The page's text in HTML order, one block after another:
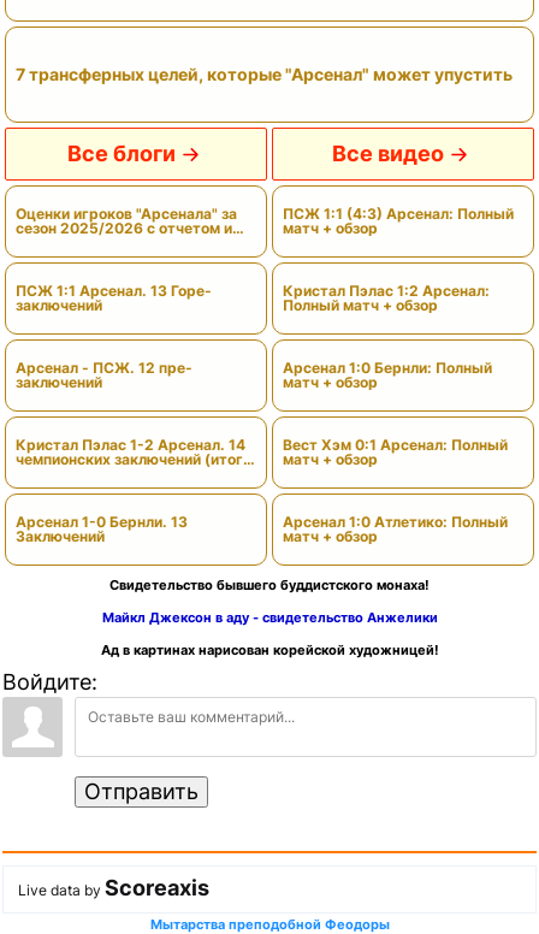
7 трансферных целей, которые "Арсенал" может упустить
Все блоги
Оценки игроков "Арсенала" за
сезон 2025/2026 с отчетом и
ПСЖ 1:1 Арсенал. 13 Горе-
заключений
Арсенал - ПСЖ. 12 пре-
заключений
Кристал Пэлас 1-2 Арсенал. 14
чемпионских заключений (итоги
Арсенал 1-0 Бернли. 13
Заключений
Все видео
ПСЖ 1:1 (4:3) Арсенал: Полный
матч + обзор
Кристал Пэлас 1:2 Арсенал:
Полный матч + обзор
Арсенал 1:0 Бернли: Полный
матч + обзор
Вест Хэм 0:1 Арсенал: Полный
матч + обзор
Арсенал 1:0 Атлетико: Полный
матч + обзор
Свидетельство бывшего буддистского монаха!
Майкл Джексон в аду - свидетельство Анжелики
Ад в картинах нарисован корейской художницей!
Войдите:
Отправить
Live data by Scoreaxis
Мытарства преподобной Феодоры